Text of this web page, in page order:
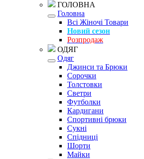
ГОЛОВНА
Головна
Всі Жіночі Товари
Новий сезон
Розпродаж
ОДЯГ
Одяг
Джинси та Брюки
Сорочки
Толстовки
Светри
Футболки
Кардигани
Спортивні брюки
Сукні
Спідниці
Шорти
Майки